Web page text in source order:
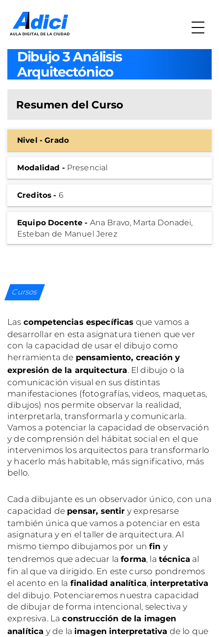
Dibujo 3 Análisis
Arquitectónico
Resumen del Curso
Nivel - Grado
Modalidad - Presencial
Creditos - 6
Equipo Docente - Ana Bravo, Marta Donadei,
Esteban de Manuel Jerez
Cursos
Las competencias específicas que vamos a
desarrollar en esta asignatura tienen que ver
con la capacidad de usar el dibujo como
herramienta de pensamiento, creación y
expresión de la arquitectura. El dibujo o la
comunicación visual en sus distintas
manifestaciones (fotografías, videos, maquetas,
dibujos) nos permite observar la realidad,
interpretarla, transformarla y comunicarla.
Vamos a potenciar la capacidad de observación
y de comprensión del hábitat social en el que
intervenimos los arquitectos para transformarlo
y hacerlo más habitable, más significativo, más
bello.
Cada dibujante es un observador único, con una
capacidad de pensar, sentir y expresarse
también única que vamos a potenciar en esta
asignatura y en el taller de arquitectura. Al
mismo tiempo dibujamos por unfin y
tendremos que adecuar laforma, la técnica al
fin al que va dirigido. En este curso pondremos
el acento en la finalidad analítica, interpretativa
del dibujo. Potenciaremos nuestra capacidad
de dibujar de forma intencional, selectiva y
expresiva. Laconstrucción de la imagen
analítica y de la imagen interpretativa de lo que